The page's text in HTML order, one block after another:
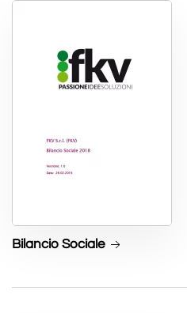
Bilancio Sociale